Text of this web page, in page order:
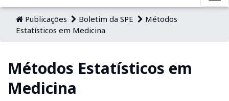
Publicações Boletim da SPE
Métodos
Estatísticos em Medicina
Métodos Estatísticos em
Medicina